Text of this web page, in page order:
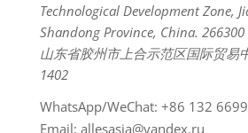
Technological Development Zone,
Shandong Province, China. 266300
山东省胶州市上合示范区国际贸易
1402
WhatsApp/WeChat: +86 132
Email: allesasia@yandex.ru